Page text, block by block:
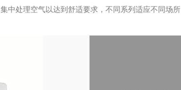
集中处理空气以达到舒适要求，不同系列适应不同场所